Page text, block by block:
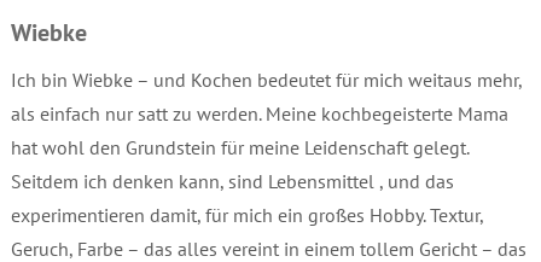
Wiebke
Ich bin Wiebke – und Kochen bedeutet für mich weitaus mehr,
als einfach nur satt zu werden. Meine kochbegeisterte Mama
hat wohl den Grundstein für meine Leidenschaft gelegt.
Seitdem ich denken kann, sind Lebensmittel , und das
experimentieren damit, für mich ein großes Hobby. Textur,
Geruch, Farbe – das alles vereint in einem tollem Gericht – das